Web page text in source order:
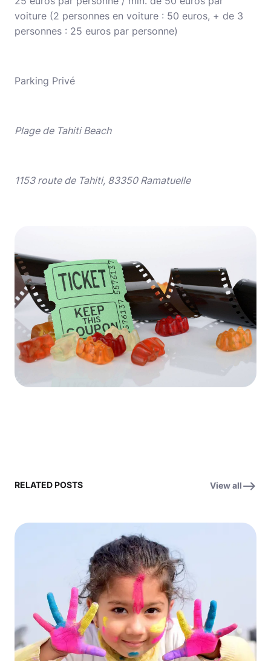
voiture (2 personnes en voiture : 50 euros, + de 3
personnes : 25 euros par personne)
Parking Privé
Plage de Tahiti Beach
1153 route de Tahiti, 83350 Ramatuelle
RELATED POSTS View all